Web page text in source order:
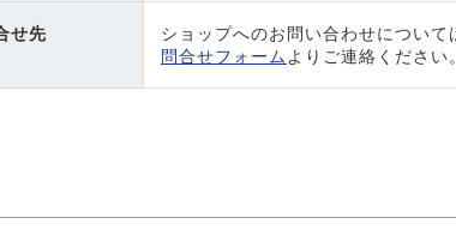
せ先
ショップへのお問い合わせについて
問合せフォーム よりご連絡ください。